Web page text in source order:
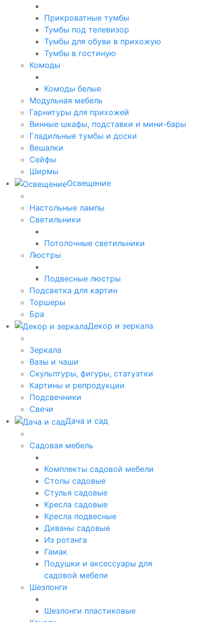
Прикроватные тумбы
Тумбы под телевизор
Тумбы для обуви в прихожую
Тумбы в гостиную
Комоды
Комоды белые
Модульная мебель
Гарнитуры для прихожей
Винные шкафы, подставки и мини-бары
Гладильные тумбы и доски
Вешалки
Сейфы
Ширмы
Освещение
Настольные лампы
Светильники
Потолочные светильники
Люстры
Подвесные люстры
Подсветка для картин
Торшеры
Бра
Декор и зеркала
Зеркала
Вазы и чаши
Скульптуры, фигуры, статуэтки
Картины и репродукции
Подсвечники
Свечи
Дача и сад
Садовая мебель
Комплекты садовой мебели
Столы садовые
Стулья садовые
Кресла садовые
Кресла подвесные
Диваны садовые
Из ротанга
Гамак
Подушки и аксессуары для
садовой мебели
Шезлонги
Шезлонги пластиковые